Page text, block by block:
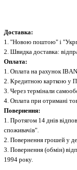
Доставка:
1. "Новою поштою" і
2. Швидка доставка:
Оплата:
1. Оплата на рахунок
2. Кредитною карткою у
3. Через термінали
4. Оплата при отримані
Повернення:
1. Протягом 14 днів
споживачів".
2. Повернення грошей у
3. Повернення (обмін)
1994 року.